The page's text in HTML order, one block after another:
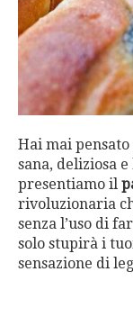
Hai mai
sana, deliziosa
presentiamo il
rivoluzionaria
senza l’uso di
solo stupirà i
sensazione di